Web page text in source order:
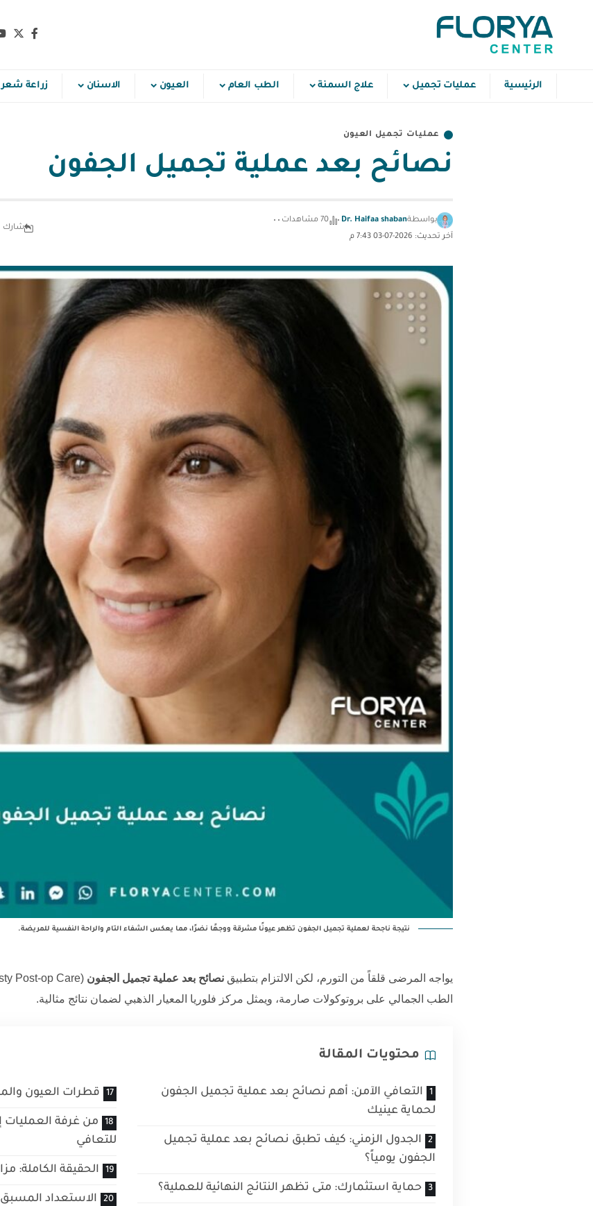
الرئيسية عمليات تجميل علاج السمنة الطب العام العيون الاسنان زراعة شعر
عمليات تجميل العيون
نصائح بعد عملية تجميل الجفون
آخر تحديث: 2026-07-03 7:43 م
بواسطةDr. Haifaa shaban
70 مشاهدات
شارك
نتيجة ناجحة لعملية تجميل الجفون تظهر عيونًا مشرقة ووجهًا نضرًا، مما يعكس الشفاء التام والراحة النفسية للمريضة.
يواجه المرضى قلقاً من التورم، لكن الالتزام بتطبيق نصائح بعد عملية تجميل الجفون
الطب الجمالي على بروتوكولات صارمة، ويمثل مركز فلوريا المعيار الذهبي لضمان نتائج مثالية.
محتويات المقالة
التعافي الآمن: أهم نصائح بعد عملية تجميل الجفون
لحماية عينيك
الجدول الزمني: كيف تطبق نصائح بعد عملية تجميل
الجفون يومياً؟
حماية استثمارك: متى تظهر النتائج النهائية للعملية؟
قطرات العيون
من غرفة العمليات
للتعافي
الحقيقة الكاملة:
الاستعداد